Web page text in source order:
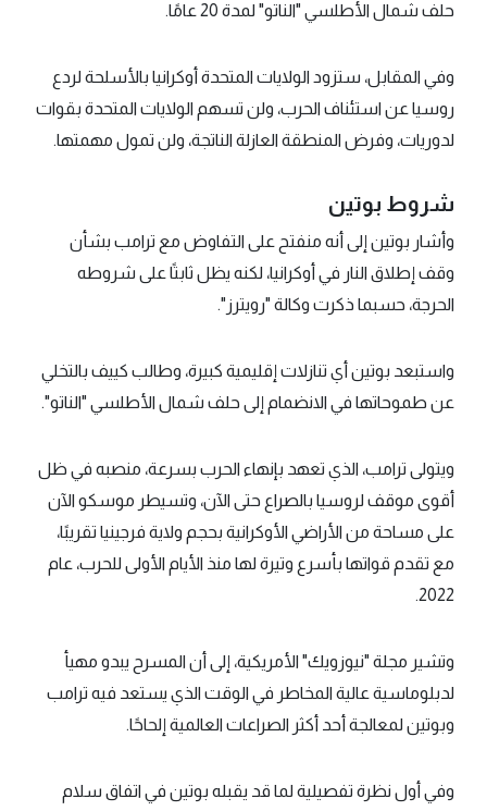
حلف شمال الأطلسي "الناتو" لمدة 20 عامًا.
وفي المقابل، ستزود الولايات المتحدة أوكرانيا بالأسلحة لردع
روسيا عن استئناف الحرب، ولن تسهم الولايات المتحدة بقوات
لدوريات، وفرض المنطقة العازلة الناتجة، ولن تمول مهمتها.
شروط بوتين
وأشار بوتين إلى أنه منفتح على التفاوض مع ترامب بشأن
وقف إطلاق النار في أوكرانيا، لكنه يظل ثابتًا على شروطه
الحرجة، حسبما ذكرت وكالة "رويترز".
واستبعد بوتين أي تنازلات إقليمية كبيرة، وطالب كييف بالتخلي
عن طموحاتها في الانضمام إلى حلف شمال الأطلسي "الناتو".
ويتولى ترامب، الذي تعهد بإنهاء الحرب بسرعة، منصبه في ظل
أقوى موقف لروسيا بالصراع حتى الآن، وتسيطر موسكو الآن
على مساحة من الأراضي الأوكرانية بحجم ولاية فرجينيا تقريبًا،
مع تقدم قواتها بأسرع وتيرة لها منذ الأيام الأولى للحرب، عام
2022.
وتشير مجلة "نيوزويك" الأمريكية، إلى أن المسرح يبدو مهيأ
لدبلوماسية عالية المخاطر في الوقت الذي يستعد فيه ترامب
وبوتين لمعالجة أحد أكثر الصراعات العالمية إلحاحًا.
وفي أول نظرة تفصيلية لما قد يقبله بوتين في اتفاق سلام